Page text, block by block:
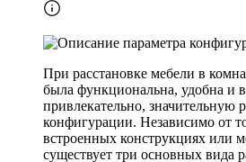
При расстановке мебели в
была функциональна, удобна и
привлекательно, значительную
конфигурации. Независимо от
встроенных конструкциях или
существует три основных вида